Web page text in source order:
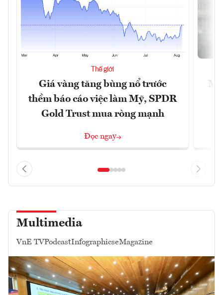
Thế giới
Giá vàng tăng bùng nổ trước
thềm báo cáo việc làm Mỹ, SPDR
Gold Trust mua ròng mạnh
Đọc ngay
Multimedia
VnE TVPodcastInfographicseMagazine